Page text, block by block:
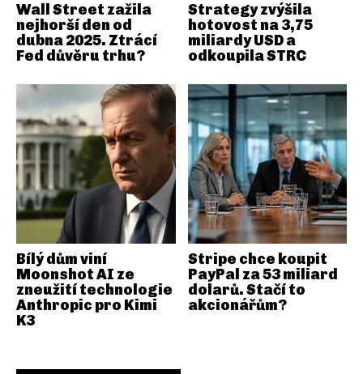
Wall Street zažila
nejhorší den od
dubna 2025. Ztrácí
Fed důvěru trhu?
Strategy zvýšila
hotovost na 3,75
miliardy USD a
odkoupila STRC
Bílý dům viní
Moonshot AI ze
zneužití technologie
Anthropic pro Kimi
K3
Stripe chce koupit
PayPal za 53 miliard
dolarů. Stačí to
akcionářům?